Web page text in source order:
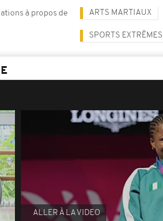
à propos de ARTS MARTIAUX
SPORTS EXTRÊMES
ALLER À LA VIDEO